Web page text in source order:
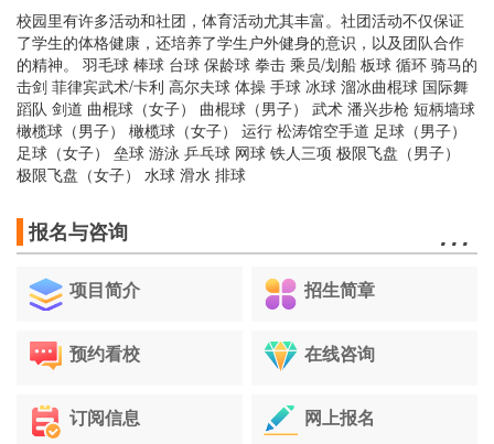
报名与咨询 …
项目简介 招生简章
预约看校 在线咨询
订阅信息 网上报名
校园里有许多活动和社团，体育活动尤其丰富。社团活动不仅保证
了学生的体格健康，还培养了学生户外健身的意识，以及团队合作
的精神。 羽毛球 棒球 台球 保龄球 拳击 乘员/划船 板球 循环 骑马的
击剑 菲律宾武术/卡利 高尔夫球 体操 手球 冰球 溜冰曲棍球 国际舞
蹈队 剑道 曲棍球（女子） 曲棍球（男子） 武术 潘兴步枪 短柄墙球
橄榄球（男子） 橄榄球（女子） 运行 松涛馆空手道 足球（男子）
足球（女子） 垒球 游泳 乒乓球 网球 铁人三项 极限飞盘（男子）
极限飞盘（女子） 水球 滑水 排球